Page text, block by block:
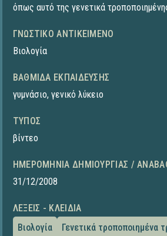
όπως αυτό της γενετικά
ΓΝΩΣΤΙΚΌ ΑΝΤΙΚΕΊΜΕΝΟ
Βιολογία
ΒΑΘΜΊΔΑ ΕΚΠΑΊΔΕΥΣΗΣ
γυμνάσιο, γενικό λύκειο
ΤΎΠΟΣ
βίντεο
ΗΜΕΡΟΜΗΝΊΑ ΔΗΜΙΟΥΡΓΊΑΣ /
31/12/2008
ΛΈΞΕΙΣ - ΚΛΕΙΔΙΆ
Βιολογία
Γενετικά τροποποιημένα